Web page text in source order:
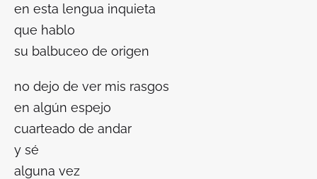
en esta lengua inquieta
que hablo
su balbuceo de origen
no dejo de ver mis rasgos
en algún espejo
cuarteado de andar
y sé
alguna vez